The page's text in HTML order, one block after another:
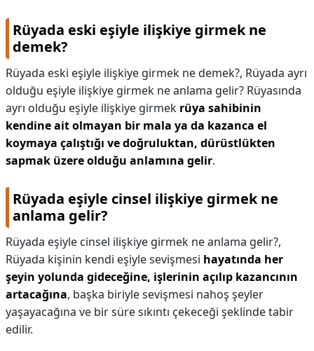
Rüyada eski eşiyle ilişkiye girmek ne
demek?
Rüyada eski eşiyle ilişkiye girmek ne demek?, Rüyada ayrı
olduğu eşiyle ilişkiye girmek ne anlama gelir? Rüyasında
ayrı olduğu eşiyle ilişkiye girmek rüya sahibinin
kendine ait olmayan bir mala ya da kazanca el
koymaya çalıştığı ve doğruluktan, dürüstlükten
sapmak üzere olduğu anlamına gelir.
Rüyada eşiyle cinsel ilişkiye girmek ne
anlama gelir?
Rüyada eşiyle cinsel ilişkiye girmek ne anlama gelir?,
Rüyada kişinin kendi eşiyle sevişmesi hayatında her
şeyin yolunda gideceğine, işlerinin açılıp kazancının
artacağına, başka biriyle sevişmesi nahoş şeyler
yaşayacağına ve bir süre sıkıntı çekeceği şeklinde tabir
edilir.